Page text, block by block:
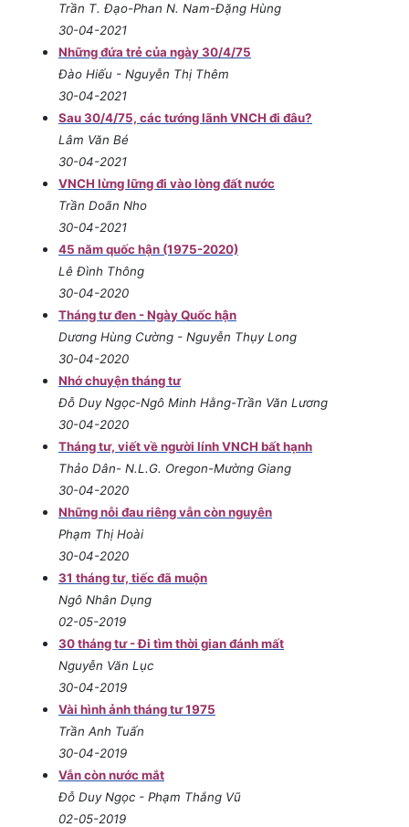
Trần T. Đạo-Phan N. Nam-Đặng Hùng
30-04-2021
Những đứa trẻ của ngày 30/4/75
Đào Hiếu - Nguyễn Thị Thêm
30-04-2021
Sau 30/4/75, các tướng lãnh VNCH đi đâu?
Lâm Văn Bé
30-04-2021
VNCH lừng lững đi vào lòng đất nước
Trần Doãn Nho
30-04-2021
45 năm quốc hận (1975-2020)
Lê Đình Thông
30-04-2020
Tháng tư đen - Ngày Quốc hận
Dương Hùng Cường - Nguyễn Thụy Long
30-04-2020
Nhớ chuyện tháng tư
Đỗ Duy Ngọc-Ngô Minh Hằng-Trần Văn Lương
30-04-2020
Tháng tư, viết về người lính VNCH bất hạnh
Thảo Dân- N.L.G. Oregon-Mường Giang
30-04-2020
Những nỗi đau riêng vẫn còn nguyên
Phạm Thị Hoài
30-04-2020
31 tháng tư, tiếc đã muộn
Ngô Nhân Dụng
02-05-2019
30 tháng tư - Đi tìm thời gian đánh mất
Nguyễn Văn Lục
30-04-2019
Vài hình ảnh tháng tư 1975
Trần Anh Tuấn
30-04-2019
Vẫn còn nước mắt
Đỗ Duy Ngọc - Phạm Thắng Vũ
02-05-2019